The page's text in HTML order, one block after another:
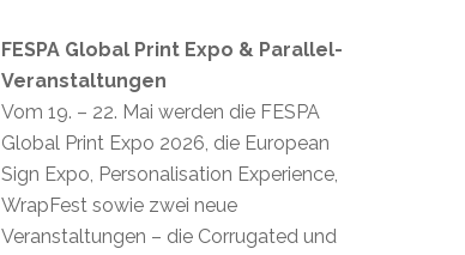
FESPA Global Print Expo & Parallel-
Veranstaltungen
Vom 19. – 22. Mai werden die FESPA
Global Print Expo 2026, die European
Sign Expo, Personalisation Experience,
WrapFest sowie zwei neue
Veranstaltungen – die Corrugated und